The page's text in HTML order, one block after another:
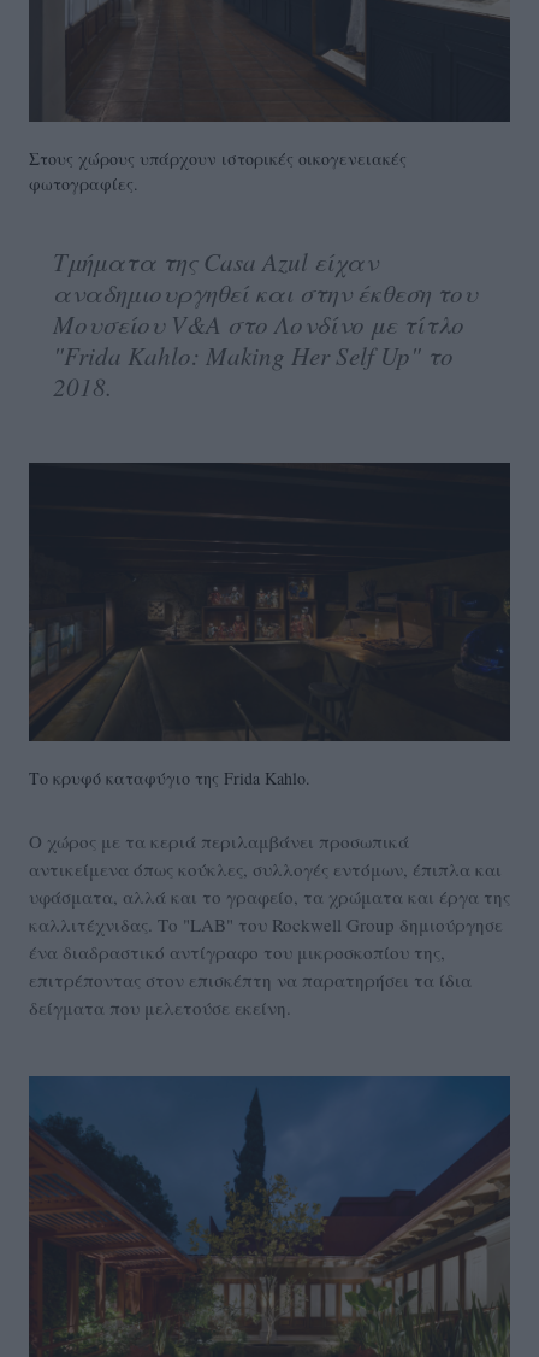
Στους χώρους υπάρχουν ιστορικές οικογενειακές
φωτογραφίες.
Τμήματα της Casa Azul είχαν
αναδημιουργηθεί και στην έκθεση του
Μουσείου V&A στο Λονδίνο με τίτλο
"Frida Kahlo: Making Her Self Up" το
2018.
Το κρυφό καταφύγιο της Frida Kahlo.
Ο χώρος με τα κεριά περιλαμβάνει προσωπικά
αντικείμενα όπως κούκλες, συλλογές εντόμων, έπιπλα και
υφάσματα, αλλά και το γραφείο, τα χρώματα και έργα της
καλλιτέχνιδας. Το "LAB" του Rockwell Group δημιούργησε
ένα διαδραστικό αντίγραφο του μικροσκοπίου της,
επιτρέποντας στον επισκέπτη να παρατηρήσει τα ίδια
δείγματα που μελετούσε εκείνη.